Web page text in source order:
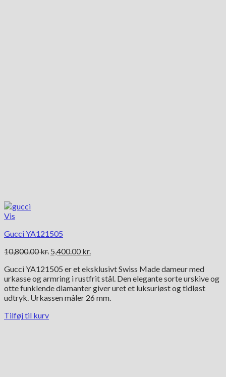
Vis
Gucci YA121505
10,800.00kr. Den
pris
var:
10,800.00 kr..
5,400.00 kr.
pris
er:
5,400.00 kr..
Gucci YA121505 er et eksklusivt Swiss Made dameur med
urkasse og armring i rustfrit stål. Den elegante sorte urskive og
otte funklende diamanter giver uret et luksuriøst og tidløst
udtryk. Urkassen måler 26 mm.
Tilføj til kurv